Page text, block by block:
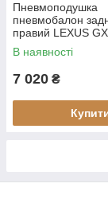
Пневмоподушка
пневмобалон
правий LEXUS
209) (відновлений)
В наявності
7 020 ₴